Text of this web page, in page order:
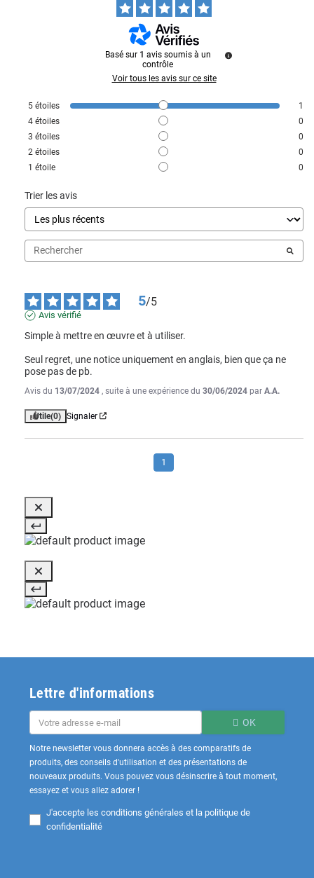
Basé sur 1 avis soumis à un
contrôle
Voir tous les avis sur ce site
5 étoiles
1
4 étoiles
0
3 étoiles
0
2 étoiles
0
1 étoile 0
Trier les avis
5/5
Avis vérifié
Simple à mettre en œuvre et à utiliser.
Seul regret, une notice uniquement en anglais, bien que ça ne
pose pas de pb.
Avis du 13/07/2024 , suite à une expérience du 30/06/2024 par A.A.
Utile(0) Signaler
1
Lettre d'informations
OK
Notre newsletter vous donnera accès à des comparatifs de
produits, des conseils d'utilisation et des présentations de
nouveaux produits. Vous pouvez vous désinscrire à tout moment,
essayez et vous allez adorer !
J'accepte les conditions générales et la politique de
confidentialité